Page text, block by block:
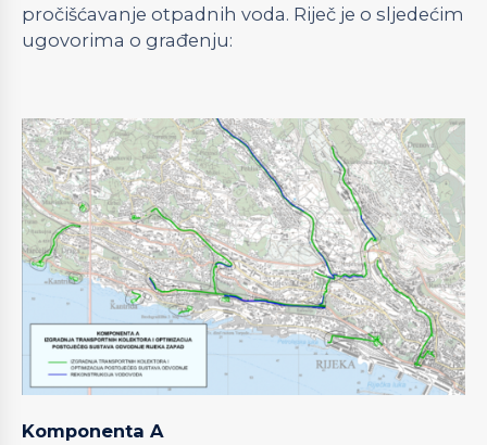
pročišćavanje otpadnih voda. Riječ je o sljedećim
ugovorima o građenju:
Komponenta A